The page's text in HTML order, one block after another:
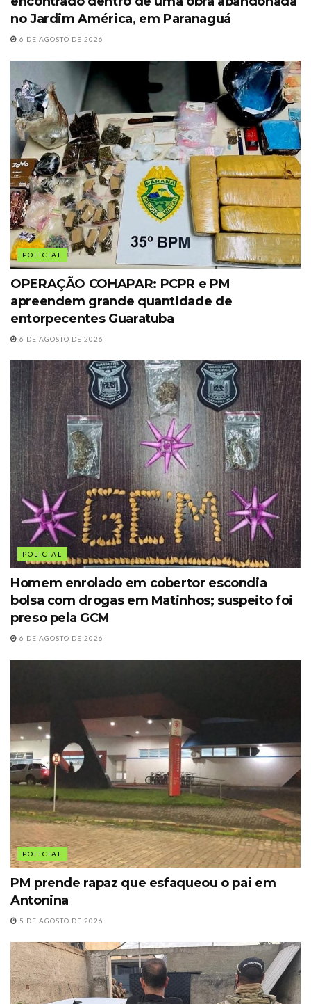
no Jardim América, em Paranaguá
6 DE AGOSTO DE 2026
POLICIAL
OPERAÇÃO COHAPAR: PCPR e PM
apreendem grande quantidade de
entorpecentes Guaratuba
6 DE AGOSTO DE 2026
POLICIAL
Homem enrolado em cobertor escondia
bolsa com drogas em Matinhos; suspeito foi
preso pela GCM
6 DE AGOSTO DE 2026
POLICIAL
PM prende rapaz que esfaqueou o pai em
Antonina
5 DE AGOSTO DE 2026